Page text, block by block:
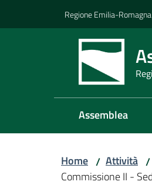
Regione Emilia-Romagna
Assemblea
Home / Attività /
Commissione II -